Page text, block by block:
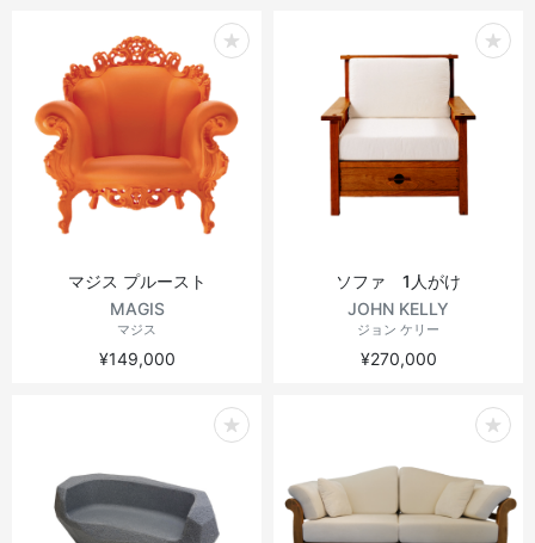
マジス プルースト
MAGIS
マジス
¥149,000
ソファ 1人がけ
JOHN KELLY
ジョン ケリー
¥270,000